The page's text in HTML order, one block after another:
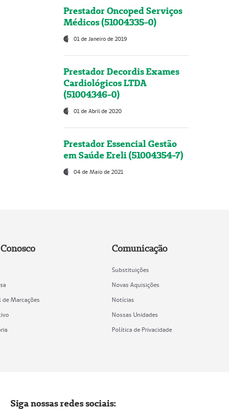
Prestador Oncoped Serviços
Médicos (51004335-0)
01 de Janeiro de 2019
Prestador Decordis Exames
Cardiológicos LTDA
(51004346-0)
01 de Abril de 2020
Prestador Essencial Gestão
em Saúde Ereli (51004354-7)
04 de Maio de 2021
de Marcações
Comunicação
Substituições
Novas Aquisições
Notícias
Nossas Unidades
Política de Privacidade
Siga nossas redes sociais: